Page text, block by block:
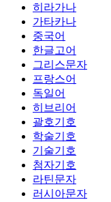
히라가나
가타카나
중국어
한글고어
그리스문자
프랑스어
독일어
히브리어
괄호기호
학술기호
기술기호
첨자기호
라틴문자
러시아문자